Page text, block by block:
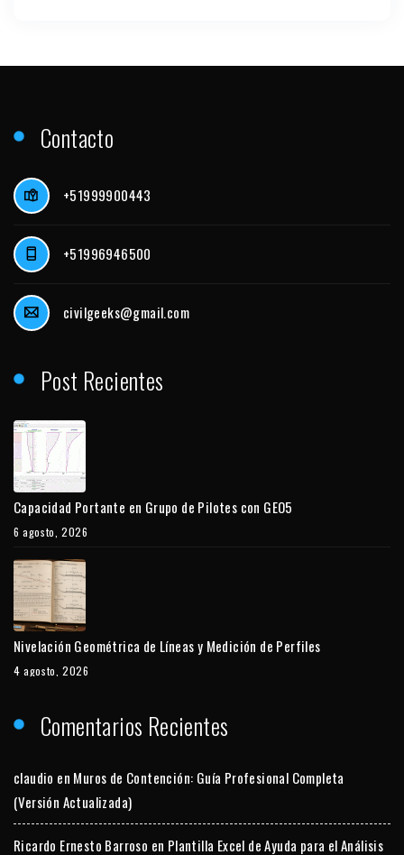
Contacto
+51999900443
+51996946500
civilgeeks@gmail.com
Post Recientes
Capacidad Portante en Grupo de Pilotes con GEO5
6 agosto, 2026
Nivelación Geométrica de Líneas y Medición de Perfiles
4 agosto, 2026
Comentarios Recientes
claudio en Muros de Contención: Guía Profesional Completa
(Versión Actualizada)
Ricardo Ernesto Barroso en Plantilla Excel de Ayuda para el Análisis